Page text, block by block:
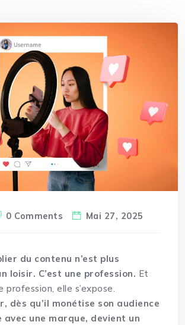
0 Comments Mai 27, 2025
du contenu n’est plus
loisir. C’est une profession. Et
elle s’expose.
dès qu’il monétise son audience
avec une marque, devient un